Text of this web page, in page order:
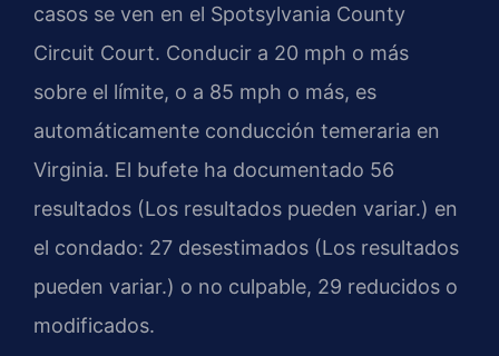
casos se ven en el Spotsylvania County
Circuit Court. Conducir a 20 mph o más
sobre el límite, o a 85 mph o más, es
automáticamente conducción temeraria en
Virginia. El bufete ha documentado 56
resultados (Los resultados pueden variar.) en
el condado: 27 desestimados (Los resultados
pueden variar.) o no culpable, 29 reducidos o
modificados.